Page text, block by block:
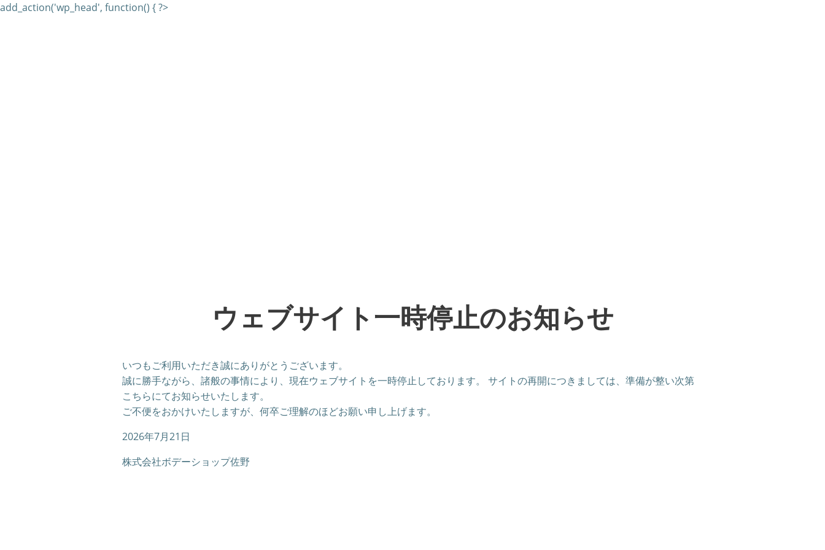
add_action('wp_head', function() { ?>
ウェブサイト一時停止のお知らせ
いつもご利用いただき誠にありがとうございます。
誠に勝手ながら、諸般の事情により、現在ウェブサイトを一時停止しております。 サイトの再開につきましては、準備が整い次第
こちらにてお知らせいたします。
ご不便をおかけいたしますが、何卒ご理解のほどお願い申し上げます。
2026年7月21日
株式会社ボデーショップ佐野